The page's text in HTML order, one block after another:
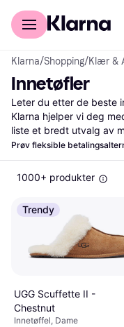
For kunder
Klarna/Shopping/Klær &
Innetøfler
Leter du etter de beste
Klarna hjelper vi deg
liste et bredt utvalg av
kategorifiltre gjør det
materiale og farge.
som passer dine
sammenligne tilbud fra
får mest mulig for
få innsikt i andres
nødvendig informasjon
ta den rette
passer perfekt til ditt
Prøv fleksible
1000+ produkter
Trendy
UGG Scuffette II -
Chestnut
Innetøffel, Dame